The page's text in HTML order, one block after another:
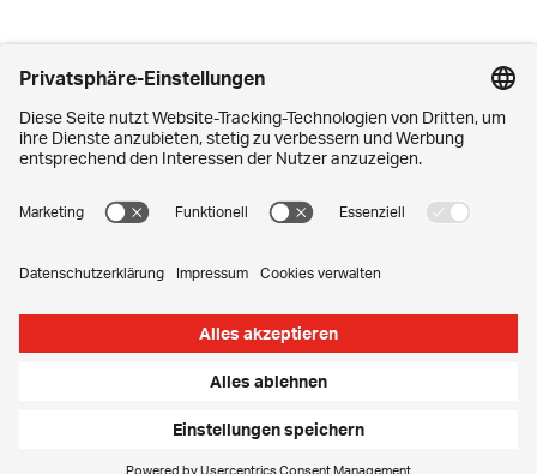
Engagement
Praktika
Schnuppertage
Mitarbeiter-Initiativen
Media Corner
Datenschutz